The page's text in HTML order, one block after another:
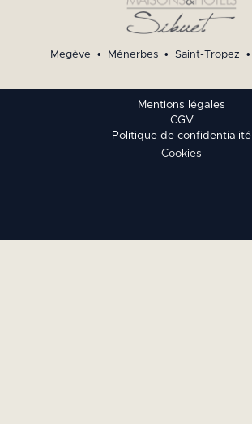
Megève • Ménerbes• Saint-Tropez •
Mentions légales
CGV
Politique de confidentialité
Cookies